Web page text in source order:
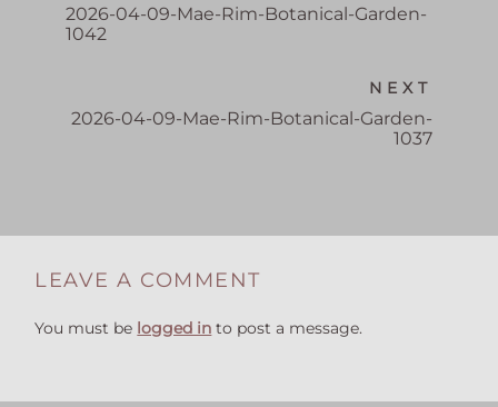
2026-04-09-Mae-Rim-Botanical-Garden-
1042
NEXT
2026-04-09-Mae-Rim-Botanical-Garden-
1037
LEAVE A COMMENT
You must be logged in to post a message.